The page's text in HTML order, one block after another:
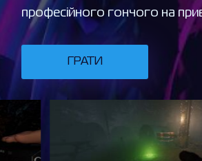
професійного гончого на
ГРАТИ